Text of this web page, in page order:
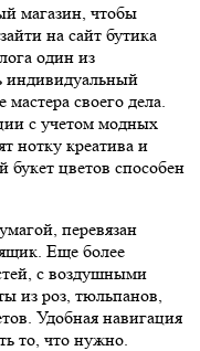
магазин, чтобы
на сайт бутика
один из
индивидуальный
своего дела.
с учетом модных
нотку креатива и
букет цветов способен
перевязан
Еще более
с воздушными
из роз, тюльпанов,
Удобная навигация
то, что нужно.